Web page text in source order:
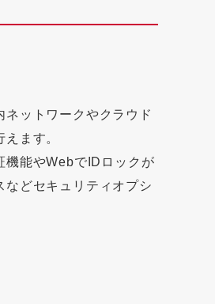
ットワークやクラウド
ます。
機能やWebでIDロックが
どセキュリティオプシ